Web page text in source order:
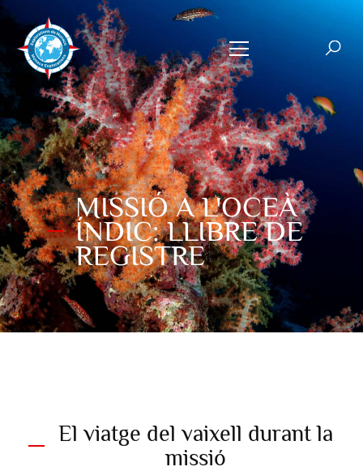
MISSIÓ A L'OCEÀ
ÍNDIC: LLIBRE DE
REGISTRE
El viatge del vaixell durant la
missió